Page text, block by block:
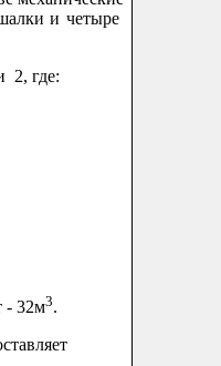
и четыре
2, где:
- 32м3.